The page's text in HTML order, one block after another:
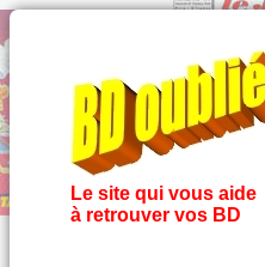
Le site qui vous aide
à retrouver vos BD